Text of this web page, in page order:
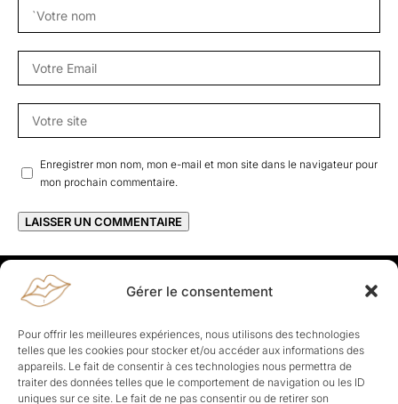
Gérer le consentement
Pour offrir les meilleures expériences, nous utilisons des technologies
telles que les cookies pour stocker et/ou accéder aux informations des
appareils. Le fait de consentir à ces technologies nous permettra de
traiter des données telles que le comportement de navigation ou les ID
uniques sur ce site. Le fait de ne pas consentir ou de retirer son
Enregistrer mon nom, mon e-mail et mon site dans le navigateur pour
mon prochain commentaire.
Rapporteuses
À propos de Rapporteuses :Rapporteuses, c’est l’histoire de
Parisiennes, bien dans leurs baskets qui aiment rapporter ce qui leur
cause, leur apporte et leur rapporte !
Les Topics